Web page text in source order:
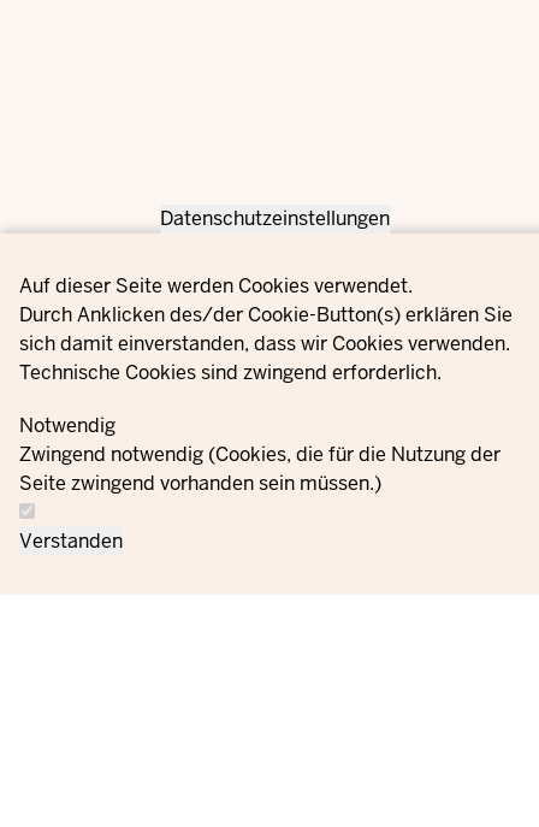
Privacy settings
Datenschutzeinstellungen
Auf dieser Seite werden Cookies verwendet.
Durch Anklicken des/der Cookie-Button(s) erklären Sie
sich damit einverstanden, dass wir Cookies verwenden.
Technische Cookies sind zwingend erforderlich.
Notwendig
Zwingend notwendig (Cookies, die für die Nutzung der
Seite zwingend vorhanden sein müssen.)
Verstanden